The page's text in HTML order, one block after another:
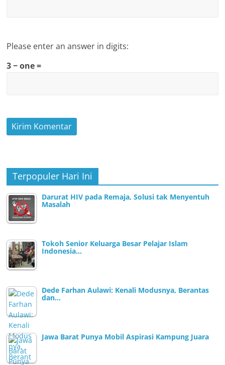
Please enter an answer in digits:
3 − one =
Terpopuler Hari Ini
Darurat HIV pada Remaja, Solusi tak Menyentuh
Masalah
Tokoh Senior Keluarga Besar Pelajar Islam
Indonesia…
Dede Farhan Aulawi: Kenali Modusnya, Berantas
dan…
Jawa Barat Punya Mobil Aspirasi Kampung Juara